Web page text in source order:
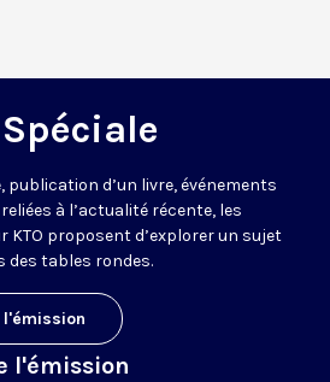
publication d’un livre, événements
à l’actualité récente, les
KTO proposent d’explorer un sujet
des tables rondes.
l'émission